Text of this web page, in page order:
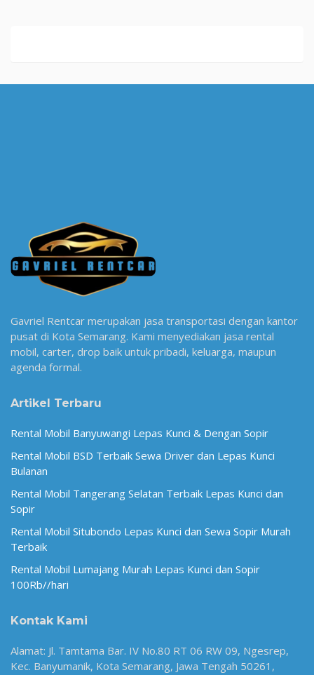
Gavriel Rentcar merupakan jasa transportasi dengan kantor
pusat di Kota Semarang. Kami menyediakan jasa rental
mobil, carter, drop baik untuk pribadi, keluarga, maupun
agenda formal.
Artikel Terbaru
Rental Mobil Banyuwangi Lepas Kunci & Dengan Sopir
Rental Mobil BSD Terbaik Sewa Driver dan Lepas Kunci
Bulanan
Rental Mobil Tangerang Selatan Terbaik Lepas Kunci dan
Sopir
Rental Mobil Situbondo Lepas Kunci dan Sewa Sopir Murah
Terbaik
Rental Mobil Lumajang Murah Lepas Kunci dan Sopir
100Rb//hari
Kontak Kami
Alamat: Jl. Tamtama Bar. IV No.80 RT 06 RW 09, Ngesrep,
Kec. Banyumanik, Kota Semarang, Jawa Tengah 50261,